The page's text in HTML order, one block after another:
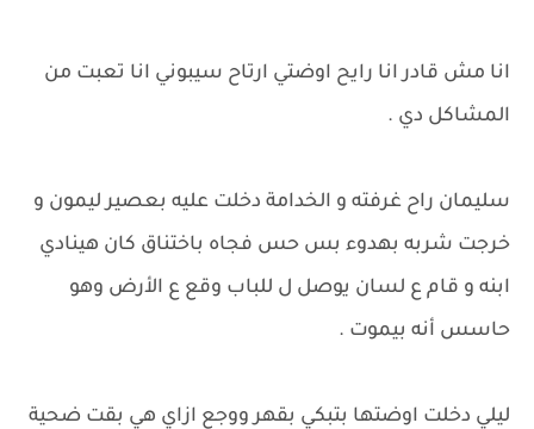
انا مش قادر انا رايح اوضتي ارتاح سيبوني انا تعبت من
المشاكل دي .
سليمان راح غرفته و الخدامة دخلت عليه بعصير ليمون و
خرجت شربه بهدوء بس حس فجاه باختناق كان هينادي
ابنه و قام ع لسان يوصل ل للباب وقع ع الأرض وهو
حاسس أنه بيموت .
ليلي دخلت اوضتها بتبكي بقهر ووجع ازاي هي بقت ضحية